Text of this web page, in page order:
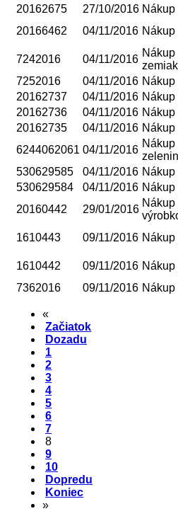
20162675
27/10/2016 Nákup
20166462
04/11/2016
7242016 04/11/2016
7252016
04/11/2016 Nákup
20162737
04/11/2016 Nákup
20162736
04/11/2016 Nákup
20162735
04/11/2016 Nákup
6244062061 04/11/2016
Nákup
530629585
04/11/2016 Nákup
530629584
04/11/2016 Nákup
20160442
29/01/2016
Nákup
1610443 09/11/2016 Nákup
1610442 09/11/2016 Nákup
7362016
09/11/2016 Nákup
«
Začiatok
Dozadu
1
2
3
4
5
6
7
8
9
10
Dopredu
Koniec
»